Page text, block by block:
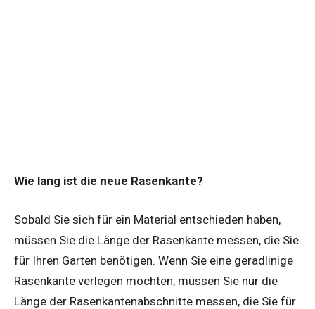
Wie lang ist die neue Rasenkante?
Sobald Sie sich für ein Material entschieden haben,
müssen Sie die Länge der Rasenkante messen, die Sie
für Ihren Garten benötigen. Wenn Sie eine geradlinige
Rasenkante verlegen möchten, müssen Sie nur die
Länge der Rasenkantenabschnitte messen, die Sie für